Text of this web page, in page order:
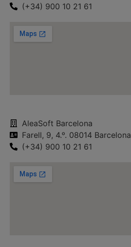
(+34) 900 10 21 61
AleaSoft Barcelona
Farell, 9, 4.ᵒ. 08014 Barcelona
(+34) 900 10 21 61